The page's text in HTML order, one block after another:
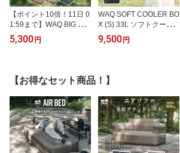
【ポイント10倍！11日 0
1:59まで】WAQ BIG PIC
NIC MAT ビッグサイズ
レジャーシート 厚手 大
ョン ペグ 大きい ピクニ
ックシート 撥水 レジャ
ー シート 家族 ペグ穴付
き キルティング ピクニ
ックマット
5,300 円
WAQ SOFT COOLER BO
X (S) 33L ソフトクーラ
ーボックス 33L クーラー
ボックス ソフトタイプ
用 1-2人用
9,500 円
【お得なセット商品！】